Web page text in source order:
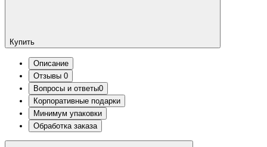
Купить
Описание
Отзывы 0
Вопросы и ответы0
Корпоративные подарки
Минимум упаковки
Обработка заказа